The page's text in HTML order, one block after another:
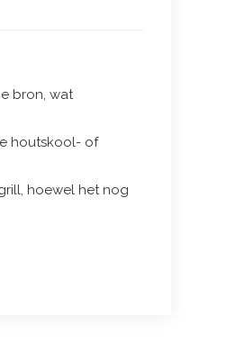
bron, wat
houtskool- of
hoewel het nog